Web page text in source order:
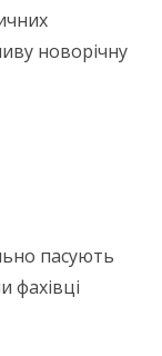
новорічну
пасують
фахівці